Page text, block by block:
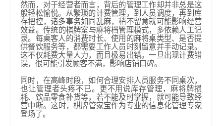
然而，对于经营者而言，背后的管理工作却并非总是这
般轻松愉悦。从繁琐的计费管理，到人员调度，再到库
存把控，诸多事务如同乱麻，稍不留意就可能影响经营
效益。​ 传统的棋牌室与麻将档管理模式，多依赖人工记
录。每桌客人的消费时长、使用的麻将桌类型、是否提
供餐饮服务等，都需要工作人员时刻留意并手动记录。
这不仅耗费大量人力，而且极易出错。一旦出现计费错
误，很可能引发顾客不满，影响店铺口碑。
同时，在高峰时段，如何合理安排人员服务不同桌次，
也让管理者头疼不已。更不用说库存管理，麻将牌损
耗、饮品零食补货等，若不能及时掌握，就可能导致经
营中断。​ 这时，棋牌管家宝作为专业的信息化管理专家
登场了。